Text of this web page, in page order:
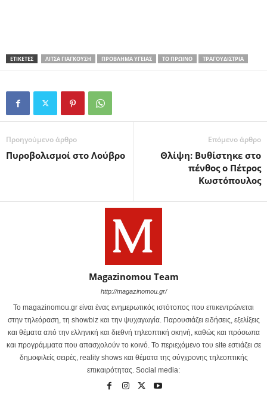
ΕΤΙΚΕΤΕΣ ΛΊΤΣΑ ΓΙΑΓΚΟΎΣΗ ΠΡΌΒΛΗΜΑ ΥΓΕΊΑΣ ΤΟ ΠΡΩΙΝΌ ΤΡΑΓΟΥΔΊΣΤΡΙΑ
Προηγούμενο άρθρο
Πυροβολισμοί στο Λούβρο
Επόμενο άρθρο
Θλίψη: Βυθίστηκε στο
πένθος ο Πέτρος
Κωστόπουλος
Magazinomou Team
http://magazinomou.gr/
Το magazinomou.gr είναι ένας ενημερωτικός ιστότοπος που επικεντρώνεται
στην τηλεόραση, τη showbiz και την ψυχαγωγία. Παρουσιάζει ειδήσεις, εξελίξεις
και θέματα από την ελληνική και διεθνή τηλεοπτική σκηνή, καθώς και πρόσωπα
και προγράμματα που απασχολούν το κοινό. Το περιεχόμενο του site εστιάζει σε
δημοφιλείς σειρές, reality shows και θέματα της σύγχρονης τηλεοπτικής
επικαιρότητας. Social media: